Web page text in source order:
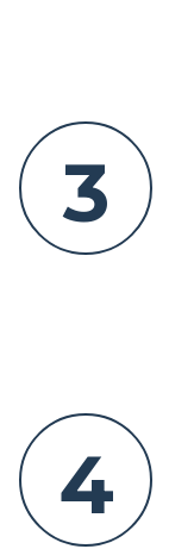
3
4